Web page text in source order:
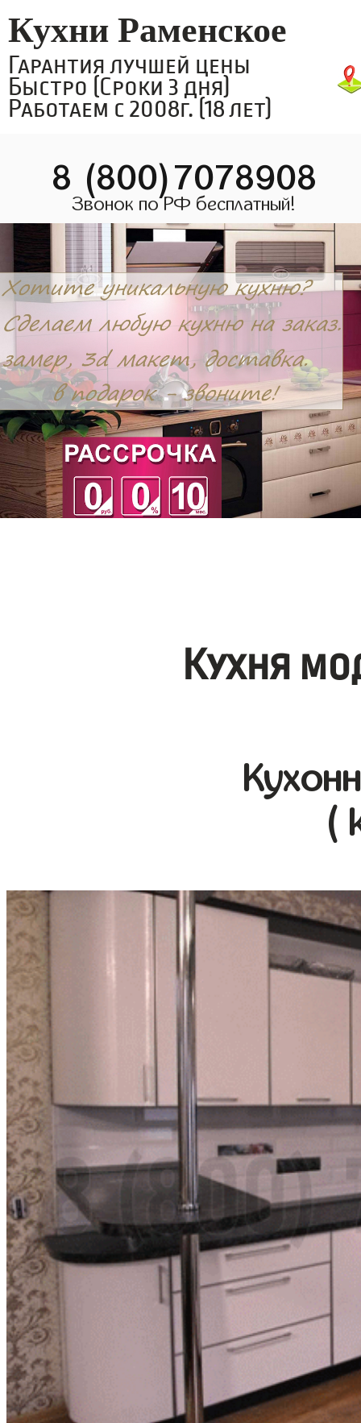
Кухни Раменское
Гарантия лучшей цены
Быстро (Сроки 3 дня)
Работаем с 2008г. (18 лет)
8 (800)7078908
Звонок по РФ бесплатный!
Кухня
(